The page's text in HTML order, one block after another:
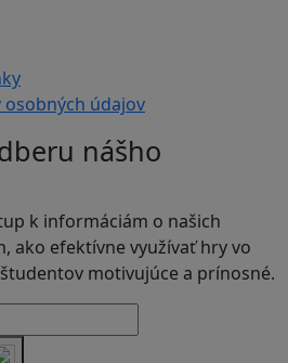
údajov
nášho
k informáciám o našich
ako efektívne využívať hry vo
motivujúce a prínosné.